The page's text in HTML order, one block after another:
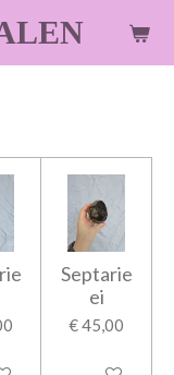
Septarie
ei
€ 45,00